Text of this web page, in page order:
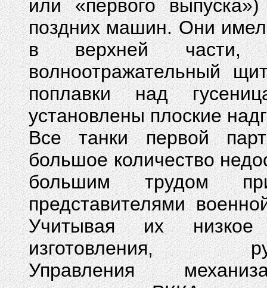
или «первого
поздних машин. Они
в верхней части,
волноотражательный
поплавки над
установлены плоские
Все танки первой
большое количество
большим трудом
представителями
Учитывая их низкое
изготовления,
Управления